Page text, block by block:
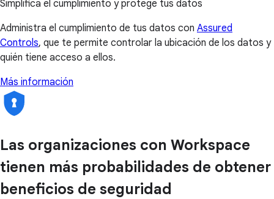
Simplifica el cumplimiento y protege tus datos
Administra el cumplimiento de tus datos con Assured
Controls, que te permite controlar la ubicación de los datos y
quién tiene acceso a ellos.
Más información
Las organizaciones con Workspace
tienen más probabilidades de obtener
beneficios de seguridad